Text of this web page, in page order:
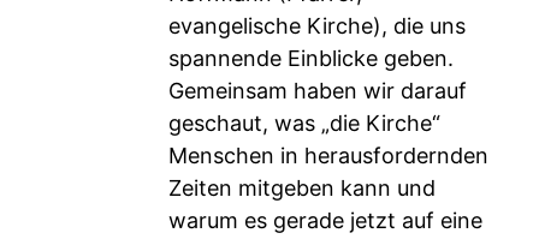
evangelische Kirche), die uns
spannende Einblicke geben.
Gemeinsam haben wir darauf
geschaut, was „die Kirche“
Menschen in herausfordernden
Zeiten mitgeben kann und
warum es gerade jetzt auf eine